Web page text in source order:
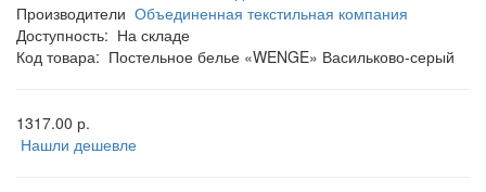
Производители Объединенная текстильная компания
Доступность: На складе
Код товара: Постельное белье «WENGE» Васильково-серый
1317.00 р.
Нашли дешевле